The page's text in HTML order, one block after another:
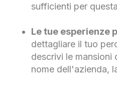
sufficienti per
Le tue esperienze
dettagliare il tuo
descrivi le
nome dell'azienda,